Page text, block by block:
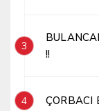
3
!!
4 ÇORBACI